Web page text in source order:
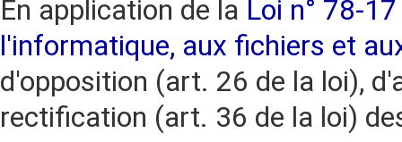
En application de la Loi n° 78-
l'informatique, aux fichiers et
d'opposition (art. 26 de la loi),
rectification (art. 36 de la loi)